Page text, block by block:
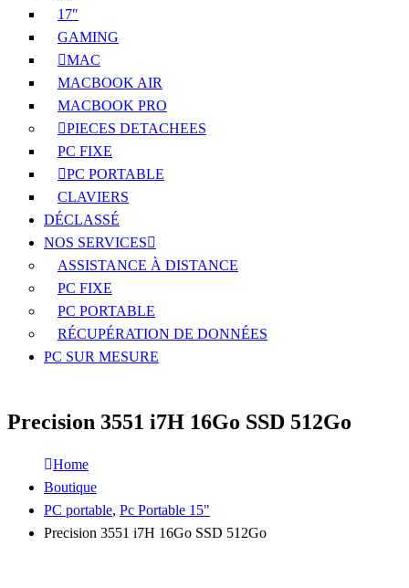
17″
GAMING
MAC
MACBOOK AIR
MACBOOK PRO
PIECES DETACHEES
PC FIXE
PC PORTABLE
CLAVIERS
DÉCLASSÉ
NOS SERVICES
ASSISTANCE À DISTANCE
PC FIXE
PC PORTABLE
RÉCUPÉRATION DE DONNÉES
PC SUR MESURE
Precision 3551 i7H 16Go SSD 512Go
Home
Boutique
PC portable, Pc Portable 15"
Precision 3551 i7H 16Go SSD 512Go